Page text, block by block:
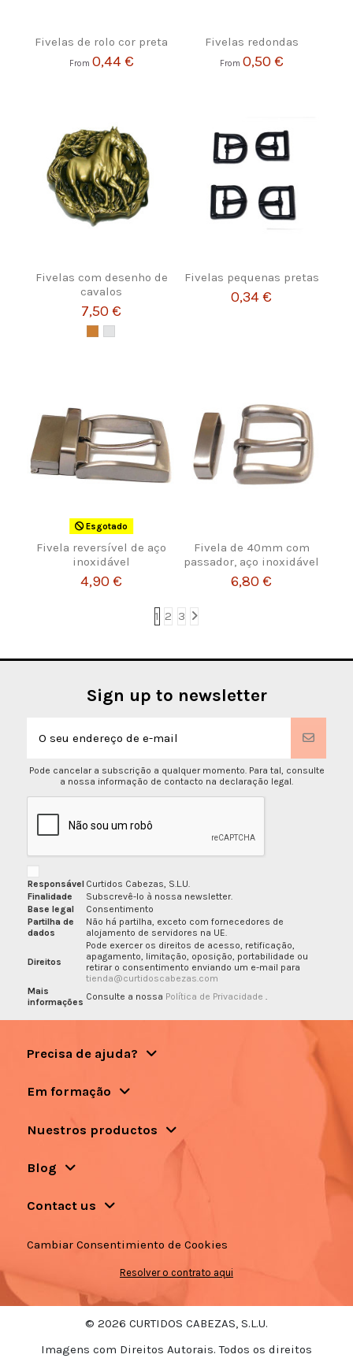
Fivelas de rolo cor preta
From 0,44 €
Fivelas redondas
From 0,50 €
Fivelas com desenho de
cavalos
7,50 €
Fivelas pequenas pretas
0,34 €
Esgotado
Fivela reversível de aço
inoxidável
4,90 €
Fivela de 40mm com
passador, aço inoxidável
6,80 €
1 2 3
Sign up to newsletter
Pode cancelar a subscrição a qualquer momento. Para tal, consulte
a nossa informação de contacto na declaração legal.
Responsável Curtidos Cabezas, S.L.U.
Finalidade
Subscrevê-lo à nossa newsletter.
Base legal
Consentimento
Partilha de
dados
Não há partilha, exceto com fornecedores de
alojamento de servidores na UE.
Direitos
Pode exercer os direitos de acesso, retificação,
apagamento, limitação, oposição, portabilidade ou
retirar o consentimento enviando um e-mail para
tienda@curtidoscabezas.com
Mais
informações Consulte a nossa Política de Privacidade
Precisa de ajuda?
Em formação
Nuestros productos
Blog
Contact us
Cambiar Consentimiento de Cookies
Resolver o contrato aqui
© 2026 CURTIDOS CABEZAS, S.L.U.
Imagens com Direitos Autorais. Todos os direitos